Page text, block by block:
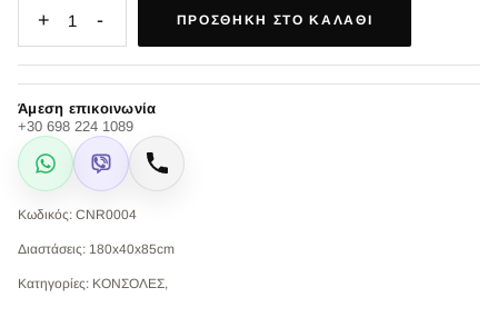
+ 1 - ΠΡΟΣΘΉΚΗ ΣΤΟ ΚΑΛΆΘΙ
Άμεση επικοινωνία
+30 698 224 1089
WhatsApp
Viber Κλήση
Κωδικός: CNR0004
Διαστάσεις: 180x40x85cm
Κατηγορίες: ΚΟΝΣΟΛΕΣ,